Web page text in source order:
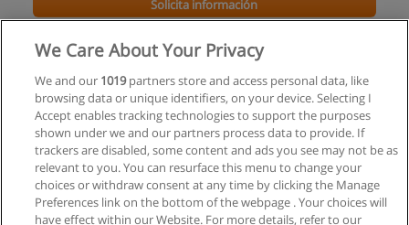
Solicita información
We Care About Your Privacy
We and our 1019partners store and access personal data, like
browsing data or unique identifiers, on your device. Selecting I
Accept enables tracking technologies to support the purposes
shown under we and our partners process data to provide. If
trackers are disabled, some content and ads you see may not be as
relevant to you. You can resurface this menu to change your
choices or withdraw consent at any time by clicking the Manage
Preferences link on the bottom of the webpage . Your choices will
have effect within our Website. For more details, refer to our